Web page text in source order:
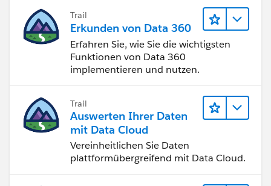
Trail
Erkunden von Data 360
Erfahren Sie, wie Sie die wichtigsten
Funktionen von Data 360
implementieren und nutzen.
Trail
Auswerten Ihrer Daten
mit Data Cloud
Vereinheitlichen Sie Daten
plattformübergreifend mit Data Cloud.